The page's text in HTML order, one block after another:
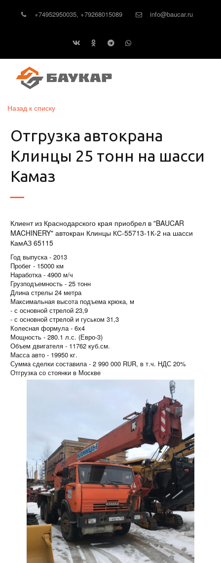
+74952950035, +79268015089 info@baucar.ru
Назад к списку
Отгрузка автокрана
Клинцы 25 тонн на шасси
Камаз
Клиент из Краснодарского края приобрел в "BAUCAR
MACHINERY" автокран Клинцы КС-55713-1К-2 на шасси
КамАЗ 65115
Год выпуска - 2013
Пробег - 15000 км
Наработка - 4900 м/ч
Грузподъемность - 25 тонн
Длина стрелы 24 метра
Максимальная высота подъема крюка, м
- с основной стрелой 23,9
- с основной стрелой и гуськом 31,3
Колесная формула - 6х4
Мощность - 280.1 л.с. (Евро-3)
Объем двигателя - 11762 куб.см.
Масса авто - 19950 кг.
Сумма сделки составила - 2 990 000 RUR, в т.ч. НДС 20%
Отгрузка со стоянки в Москве